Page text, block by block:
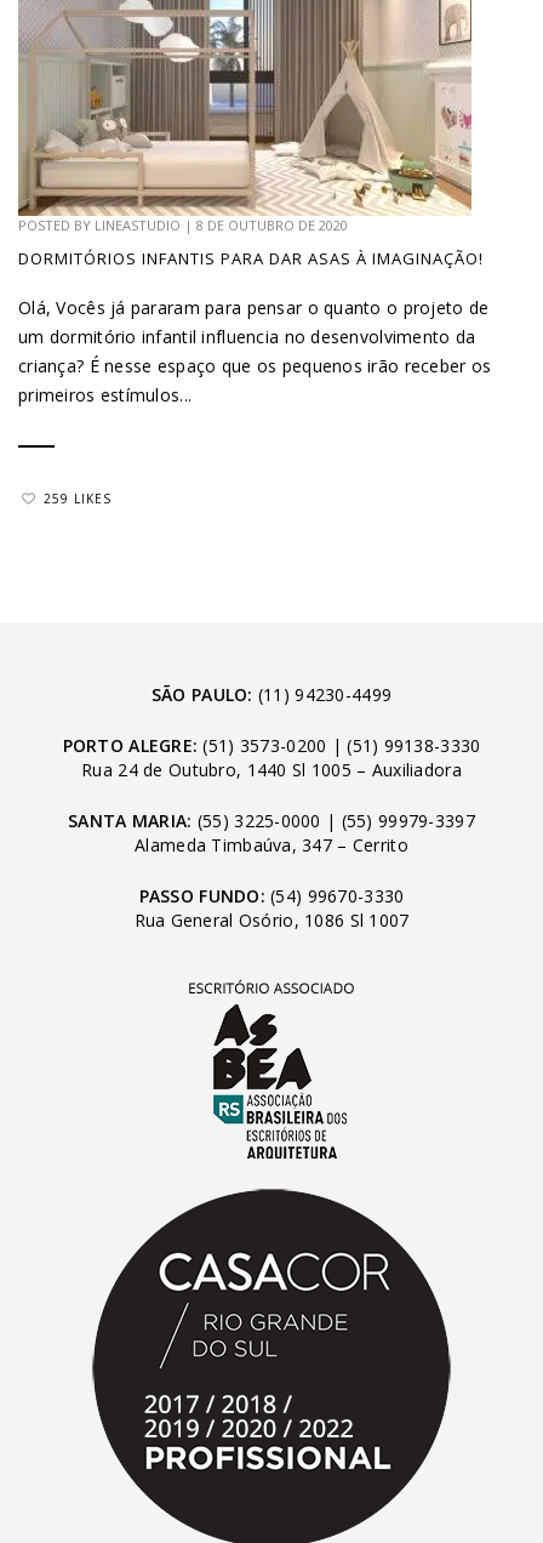
POSTED BY LINEASTUDIO | 8 DE OUTUBRO DE 2020
DORMITÓRIOS INFANTIS PARA DAR ASAS À IMAGINAÇÃO!
Olá, Vocês já pararam para pensar o quanto o projeto de
um dormitório infantil influencia no desenvolvimento da
criança? É nesse espaço que os pequenos irão receber os
primeiros estímulos...
259 LIKES
SÃO PAULO: (11) 94230-4499
PORTO ALEGRE: (51) 3573-0200 |(51) 99138-3330
Rua 24 de Outubro, 1440 Sl 1005 – Auxiliadora
SANTA MARIA: (55) 3225-0000 | (55) 99979-3397
Alameda Timbaúva, 347 – Cerrito
PASSO FUNDO: (54) 99670-3330
Rua General Osório, 1086 Sl 1007